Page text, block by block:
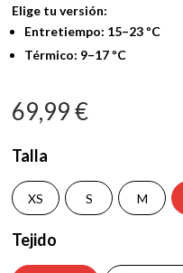
Elige tu versión:
Entretiempo: 15–23 ºC
Térmico: 9–17 ºC
69,99€
Talla
XS S M
Tejido